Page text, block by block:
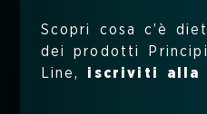
fisici e
lungo
Scopri cosa c’è
dei prodotti
Line, iscriviti alla